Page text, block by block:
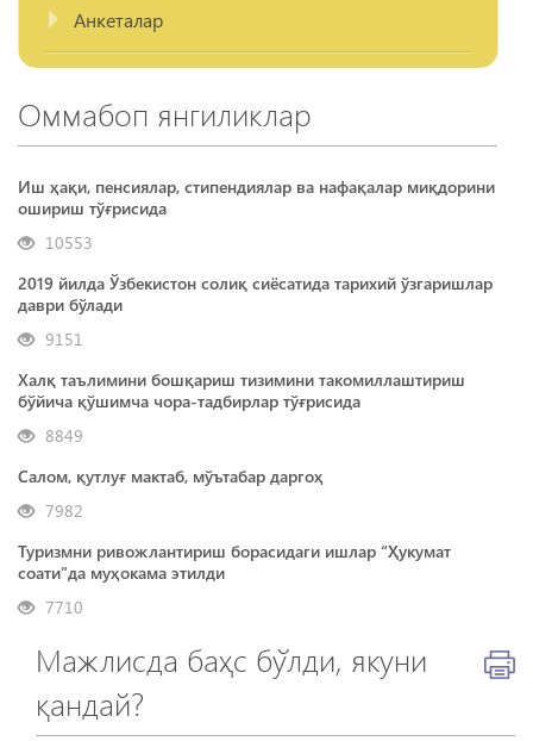
Анкеталар
Оммабоп янгиликлар
Иш ҳақи, пенсиялар, стипендиялар ва нафақалар миқдорини
ошириш тўғрисида
10553
2019 йилда Ўзбекистон солиқ сиёсатида тарихий ўзгаришлар
даври бўлади
9151
Халқ таълимини бошқариш тизимини такомиллаштириш
бўйича қўшимча чора-тадбирлар тўғрисида
8849
Салом, қутлуғ мактаб, мўътабар даргоҳ
7982
Туризмни ривожлантириш борасидаги ишлар “Ҳукумат
соати”да муҳокама этилди
7710
Мажлисда баҳс бўлди, якуни
қандай?